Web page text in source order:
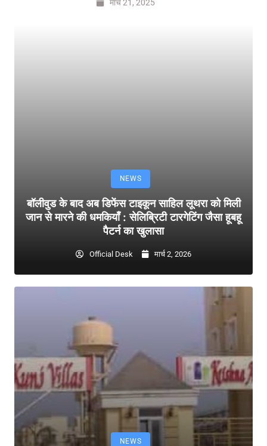
मार्च 21, 2025
NEWS
बॉलीवुड के बाद अब डिफेंस टाइकून साहिल लूथरा को मिली
जान से मारने की धमकियाँ : सेलिब्रिटी टारगेटिंग जैसा हूबहू
पैटर्न का खुलासा
Official Desk मार्च 2, 2026
NEWS